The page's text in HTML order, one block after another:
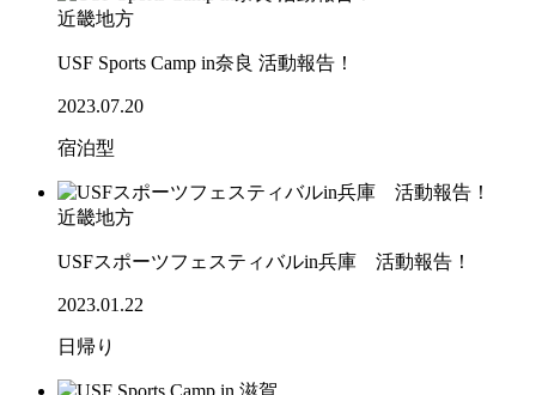
近畿地方
USF Sports Camp in奈良 活動報告！
2023.07.20
宿泊型
近畿地方
USFスポーツフェスティバルin兵庫 活動報告！
2023.01.22
日帰り